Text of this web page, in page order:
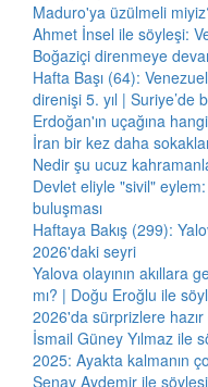
Maduro'ya üzülmeli
Ahmet İnsel ile söyleşi:
Boğaziçi direnmeye
Hafta Başı (64):
direnişi 5. yıl | Suriye’de
Erdoğan'ın uçağına
İran bir kez daha
Nedir şu ucuz
Devlet eliyle "sivil"
buluşması
Haftaya Bakış (299):
2026'daki seyri
Yalova olayının akıllara
mı? | Doğu Eroğlu ile
2026'da sürprizlere hazır
İsmail Güney Yılmaz ile
2025: Ayakta kalmanın
Şenay Aydemir ile